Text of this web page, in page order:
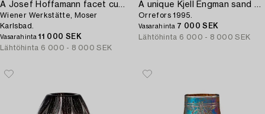
A Josef Hoffamann facet cut blue glass bowl,
Wiener Werkstätte, Moser
Karlsbad.
Vasarahinta11 000 SEK
Lähtöhinta 6 000 - 8 000 SEK
A unique Kjell Engman sand cast glass sculpture 'Chakira',
Orrefors 1995.
Vasarahinta 7 000 SEK
Lähtöhinta 6 000 - 8 000 SEK